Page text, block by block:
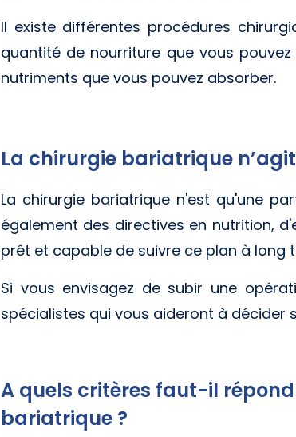
Il existe différentes procédures
quantité de nourriture que vous
nutriments que vous pouvez absorber.
La chirurgie bariatrique
La chirurgie bariatrique n'est qu'une
également des directives en nutrition,
prêt et capable de suivre ce plan à
Si vous envisagez de subir une
spécialistes qui vous aideront à décider
A quels critères faut-il
bariatrique ?